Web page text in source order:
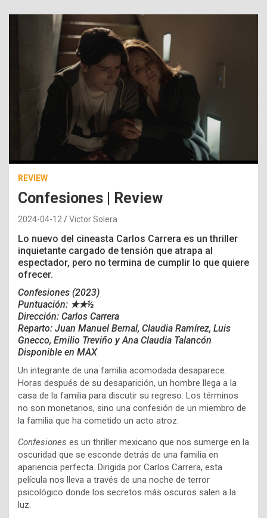
REVIEW
Confesiones | Review
2024-04-12 Victor Solera
Lo nuevo del cineasta Carlos Carrera es un thriller
inquietante cargado de tensión que atrapa al
espectador, pero no termina de cumplir lo que quiere
ofrecer.
Confesiones (2023)
Puntuación: ★★½
Dirección: Carlos Carrera
Reparto: Juan Manuel Bernal, Claudia Ramírez, Luis
Gnecco, Emilio Treviño y Ana Claudia Talancón
Disponible en MAX
Un integrante de una familia acomodada desaparece.
Horas después de su desaparición, un hombre llega a la
casa de la familia para discutir su regreso. Los términos
no son monetarios, sino una confesión de un miembro de
la familia que ha cometido un acto atroz.
Confesiones es un thriller mexicano que nos sumerge en la
oscuridad que se esconde detrás de una familia en
apariencia perfecta. Dirigida por Carlos Carrera, esta
película nos lleva a través de una noche de terror
psicológico donde los secretos más oscuros salen a la
luz.